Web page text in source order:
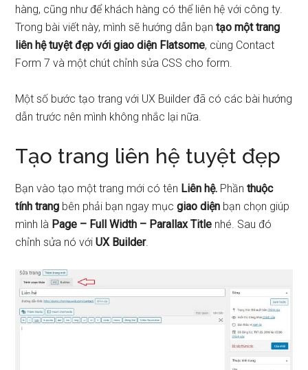
hàng, cũng như để khách hàng có thể liên hệ với công ty.
Trong bài viết này, mình sẽ hướng dẫn bạntạo một trang
liên hệ tuyệt đẹp với giao diện Flatsome, cùng Contact
Form 7 và một chút chỉnh sửa CSS cho form.
Một số bước tạo trang với UX Builder đã có các bài hướng
dẫn trước nên mình không nhắc lại nữa.
Tạo trang liên hệ tuyệt đẹp
Bạn vào tạo một trang mới có tên Liên hệ. Phầnthuộc
tính trang bên phải bạn ngay mụcgiao diện bạn chọn giúp
mình là Page – Full Width – Parallax Title nhé. Sau đó
chỉnh sửa nó vớiUX Builder.